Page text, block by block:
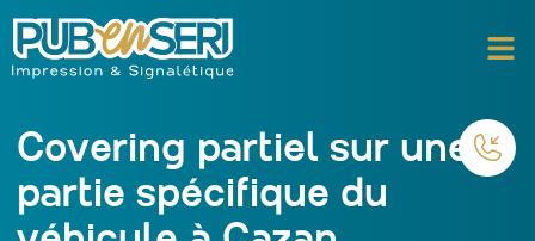
Covering partiel sur une
partie spécifique du